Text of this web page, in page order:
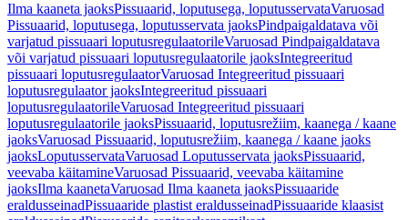
Ilma kaaneta jaoksPissuaarid, loputusega, loputusservataVaruosad
Pissuaarid, loputusega, loputusservata jaoksPindpaigaldatava või
varjatud pissuaari loputusregulaatorileVaruosad Pindpaigaldatava
või varjatud pissuaari loputusregulaatorile jaoksIntegreeritud
pissuaari loputusregulaatorVaruosad Integreeritud pissuaari
loputusregulaator jaoksIntegreeritud pissuaari
loputusregulaatorileVaruosad Integreeritud pissuaari
loputusregulaatorile jaoksPissuaarid, loputusrežiim, kaanega / kaane
jaoksVaruosad Pissuaarid, loputusrežiim, kaanega / kaane jaoks
jaoksLoputusservataVaruosad Loputusservata jaoksPissuaarid,
veevaba käitamineVaruosad Pissuaarid, veevaba käitamine
jaoksIlma kaanetaVaruosad Ilma kaaneta jaoksPissuaaride
eraldusseinadPissuaaride plastist eraldusseinadPissuaaride klaasist